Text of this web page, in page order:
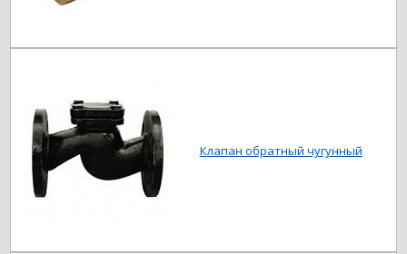
Клапан обратный чугунный